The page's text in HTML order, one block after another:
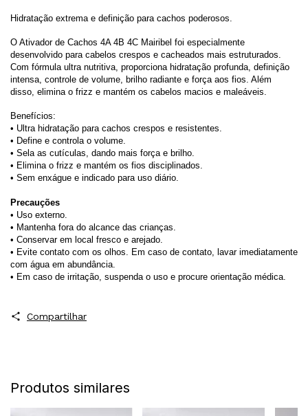
Hidratação extrema e definição para cachos poderosos.
O Ativador de Cachos 4A 4B 4C Mairibel foi especialmente
desenvolvido para cabelos crespos e cacheados mais estruturados.
Com fórmula ultra nutritiva, proporciona hidratação profunda, definição
intensa, controle de volume, brilho radiante e força aos fios. Além
disso, elimina o frizz e mantém os cabelos macios e maleáveis.
Benefícios:
• Ultra hidratação para cachos crespos e resistentes.
• Define e controla o volume.
• Sela as cutículas, dando mais força e brilho.
• Elimina o frizz e mantém os fios disciplinados.
• Sem enxágue e indicado para uso diário.
Precauções
• Uso externo.
• Mantenha fora do alcance das crianças.
• Conservar em local fresco e arejado.
• Evite contato com os olhos. Em caso de contato, lavar imediatamente
com água em abundância.
• Em caso de irritação, suspenda o uso e procure orientação médica.
Compartilhar
Produtos similares